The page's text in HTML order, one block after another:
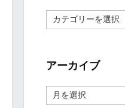
テ
ー
アーカイブ
ー